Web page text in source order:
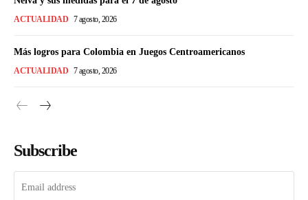
ACTUALIDAD 7 agosto, 2026
Más logros para Colombia en Juegos Centroamericanos
ACTUALIDAD 7 agosto, 2026
Subscribe